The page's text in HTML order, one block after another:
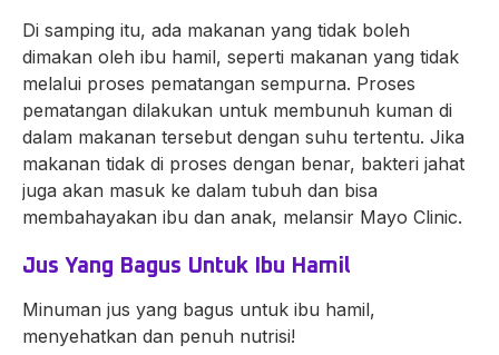
Di samping itu, ada makanan yang tidak boleh
dimakan oleh ibu hamil, seperti makanan yang tidak
melalui proses pematangan sempurna. Proses
pematangan dilakukan untuk membunuh kuman di
dalam makanan tersebut dengan suhu tertentu. Jika
makanan tidak di proses dengan benar, bakteri jahat
juga akan masuk ke dalam tubuh dan bisa
membahayakan ibu dan anak, melansir Mayo Clinic.
Jus Yang Bagus Untuk Ibu Hamil
Minuman jus yang bagus untuk ibu hamil,
menyehatkan dan penuh nutrisi!